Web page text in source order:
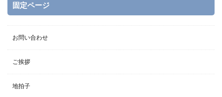
固定ページ
お問い合わせ
ご挨拶
地拍子